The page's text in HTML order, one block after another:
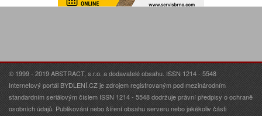
© 1999 - 2019 ABSTRACT, s.r.o. a dodavatelé obsahu. ISSN 1214 - 5548
Internetový portál BYDLENÍ.CZ je zdrojem registrovaným pod mezinárodním
standardním seriálovým číslem ISSN 1214 - 5548 dodržuje právní předpisy o ochraně
osobních údajů. Publikování nebo šíření obsahu serveru nebo jakékoliv části